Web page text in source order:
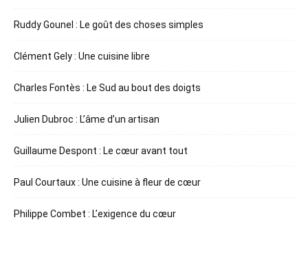
Ruddy Gounel : Le goût des choses simples
Clément Gely : Une cuisine libre
Charles Fontès : Le Sud au bout des doigts
Julien Dubroc : L’âme d’un artisan
Guillaume Despont : Le cœur avant tout
Paul Courtaux : Une cuisine à fleur de cœur
Philippe Combet : L’exigence du cœur